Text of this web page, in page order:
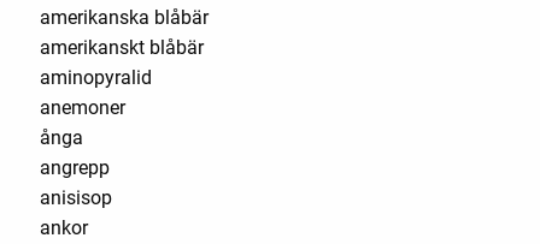
amerikanska blåbär
amerikanskt blåbär
aminopyralid
anemoner
ånga
angrepp
anisisop
ankor